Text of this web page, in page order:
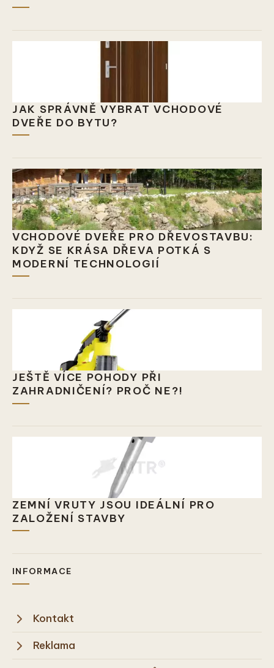
JAK SPRÁVNĚ VYBRAT VCHODOVÉ
DVEŘE DO BYTU?
VCHODOVÉ DVEŘE PRO DŘEVOSTAVBU:
KDYŽ SE KRÁSA DŘEVA POTKÁ S
MODERNÍ TECHNOLOGIÍ
JEŠTĚ VÍCE POHODY PŘI
ZAHRADNIČENÍ? PROČ NE?!
ZEMNÍ VRUTY JSOU IDEÁLNÍ PRO
ZALOŽENÍ STAVBY
INFORMACE
Kontakt
Reklama